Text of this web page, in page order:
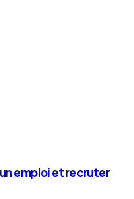
emploi et recruter